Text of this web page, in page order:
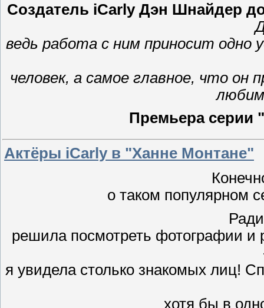
Создатель iCarlyДэн Шнайдер
ведь работа с ним приносит одно
человек, а самое главное, что он
Премьера серии "
Актёры iCarly в "Ханне Монтане"
о таком популярном
решила посмотреть фотографии и
я увидела столько знакомых лиц!
хотя бы в